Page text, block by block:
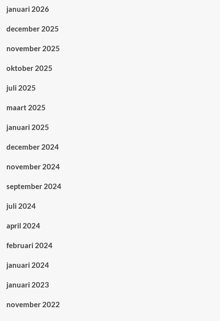
januari 2026
december 2025
november 2025
oktober 2025
juli 2025
maart 2025
januari 2025
december 2024
november 2024
september 2024
juli 2024
april 2024
februari 2024
januari 2024
januari 2023
november 2022